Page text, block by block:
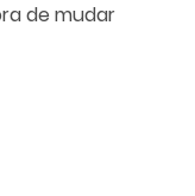
de mudar